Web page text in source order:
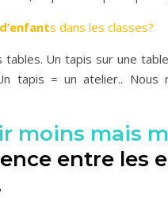
s dans les classes?
Un tapis sur une
tapis = un atelier.. Nous
moins mais
entre les